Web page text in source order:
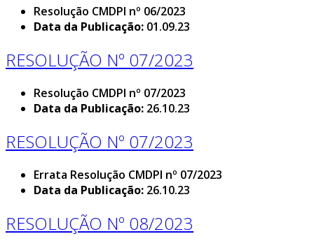
Resolução CMDPI nº 06/2023
Data da Publicação: 01.09.23
RESOLUÇÃO Nº 07/2023
Resolução CMDPI nº 07/2023
Data da Publicação: 26.10.23
RESOLUÇÃO Nº 07/2023
Errata Resolução CMDPI nº 07/2023
Data da Publicação: 26.10.23
RESOLUÇÃO Nº 08/2023